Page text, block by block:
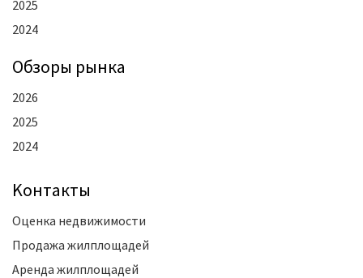
2025
2024
Oбзоры рынка
2026
2025
2024
Kонтакты
Оценка недвижимости
Продажа жилплощадей
Аренда жилплощадей